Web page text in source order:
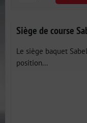
Siège de course
Le siège baquet
position...